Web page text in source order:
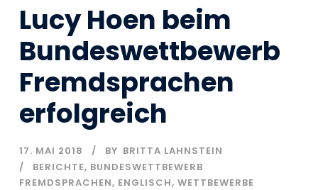
Lucy Hoen beim
Bundeswettbewerb
Fremdsprachen
erfolgreich
17. MAI 2018 BY BRITTA LAHNSTEIN
BERICHTE, BUNDESWETTBEWERB
FREMDSPRACHEN, ENGLISCH, WETTBEWERBE